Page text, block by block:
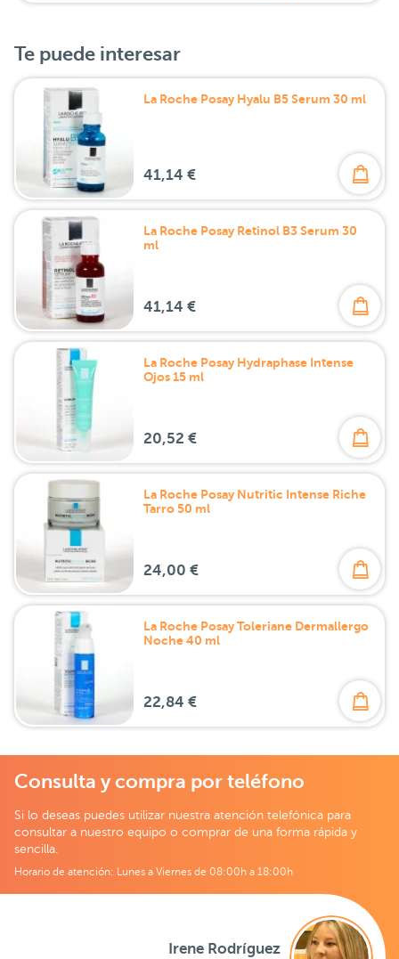
Te puede interesar
La Roche Posay Hyalu B5 Serum 30 ml
41,14 €
La Roche Posay Retinol B3 Serum 30
ml
41,14 €
La Roche Posay Hydraphase Intense
Ojos 15 ml
20,52 €
La Roche Posay Nutritic Intense Riche
Tarro 50 ml
24,00 €
La Roche Posay Toleriane Dermallergo
Noche 40 ml
22,84 €
Consulta y compra por teléfono
Si lo deseas puedes utilizar nuestra atención telefónica para
consultar a nuestro equipo o comprar de una forma rápida y
sencilla.
Horario de atención: Lunes a Viernes de 08:00h a 18:00h
Irene Rodríguez